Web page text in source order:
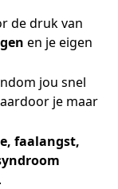
de druk van
en je eigen
jou snel
je maar
faalangst,